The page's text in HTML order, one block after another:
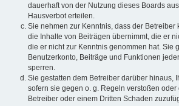
dauerhaft von der Nutzung dieses Boards
Hausverbot erteilen.
Sie nehmen zur Kenntnis, dass der Betreiber
die Inhalte von Beiträgen übernimmt, die er
die er nicht zur Kenntnis genommen hat. Sie
Benutzerkonto, Beiträge und Funktionen
sperren.
Sie gestatten dem Betreiber darüber hinaus,
sofern sie gegen o. g. Regeln verstoßen
Betreiber oder einem Dritten Schaden